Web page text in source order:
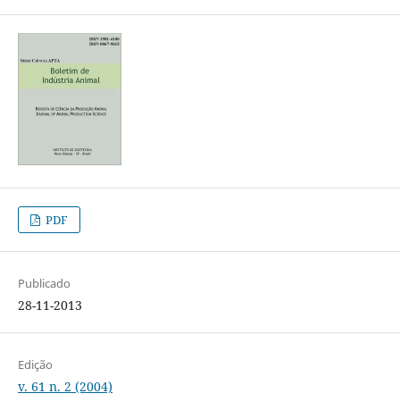
PDF
Publicado
28-11-2013
Edição
v. 61 n. 2 (2004)